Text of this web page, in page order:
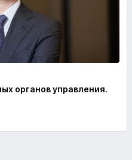
органов управления.